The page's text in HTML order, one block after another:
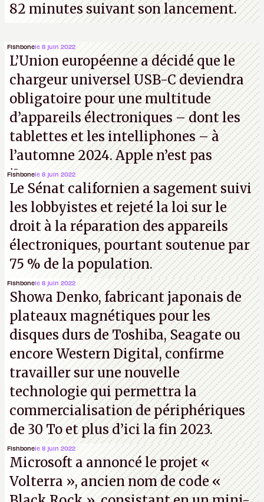
82 minutes suivant son lancement.
Fishbonele 8 juin 2022
L’Union européenne a décidé que le
chargeur universel USB-C deviendra
obligatoire pour une multitude
d’appareils électroniques – dont les
tablettes et les intelliphones – à
l’automne 2024. Apple n’est pas
iJouasse.
Fishbonele 8 juin 2022
Le Sénat californien a sagement suivi
les lobbyistes et rejeté la loi sur le
droit à la réparation des appareils
électroniques, pourtant soutenue par
75 % de la population.
Fishbonele 8 juin 2022
Showa Denko, fabricant japonais de
plateaux magnétiques pour les
disques durs de Toshiba, Seagate ou
encore Western Digital, confirme
travailler sur une nouvelle
technologie qui permettra la
commercialisation de périphériques
de 30 To et plus d’ici la fin 2023.
Fishbonele 8 juin 2022
Microsoft a annoncé le projet «
Volterra », ancien nom de code «